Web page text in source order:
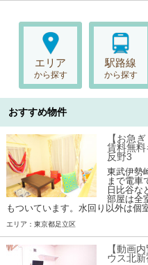
エリア
から探す
駅路線
から探す
おすすめ物件
【お急
賃料無
反野3
東武伊勢
まで電車
日比谷な
部屋は全
もついています。水回り以外は個
エリア：東京都足立区
【動画
ウス北新